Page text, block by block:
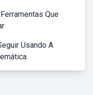
Que
Usando A